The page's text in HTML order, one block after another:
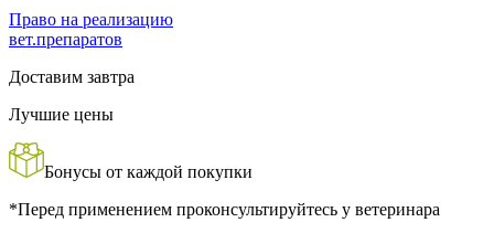
Право на реализацию
вет.препаратов
Доставим завтра
Лучшие цены
Бонусы от каждой покупки
*Перед применением проконсультируйтесь у ветеринара